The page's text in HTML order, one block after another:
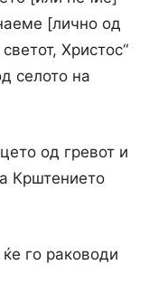
[лично од
Христос“
селото на
од гревот и
Крштението
го раководи